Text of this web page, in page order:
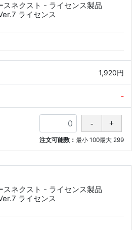
スネクスト - ライセンス製品
ライセンス
1,920円
-
注文可能数： 最小 100最大 299
スネクスト - ライセンス製品
ライセンス